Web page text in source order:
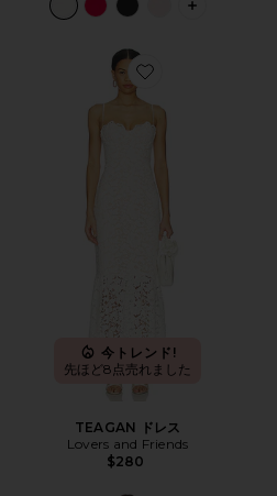
PLUS
Favorite TEAGAN ド
今トレンド!
先ほど8点売れました
TEAGAN ドレス
Lovers and Friends
$280